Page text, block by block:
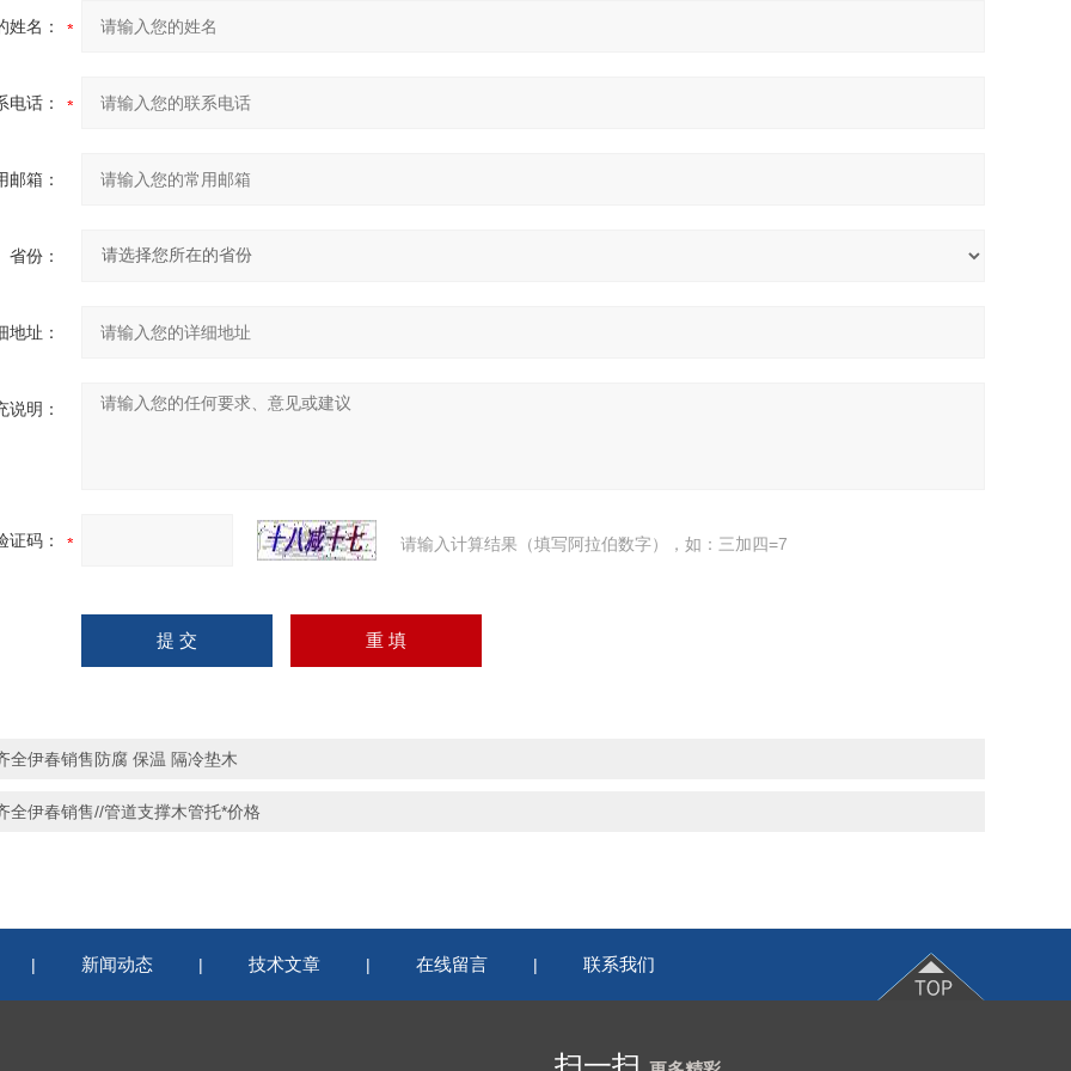
姓名：
电话：
邮箱：
省份：
地址：
说明：
证码： 请输入计算结果（填写阿拉伯数字），如：三加四=7
全伊春销售防腐 保温 隔冷垫木
全伊春销售//管道支撑木管托*价格
| 新闻动态 | 技术文章 | 在线留言 | 联系我们